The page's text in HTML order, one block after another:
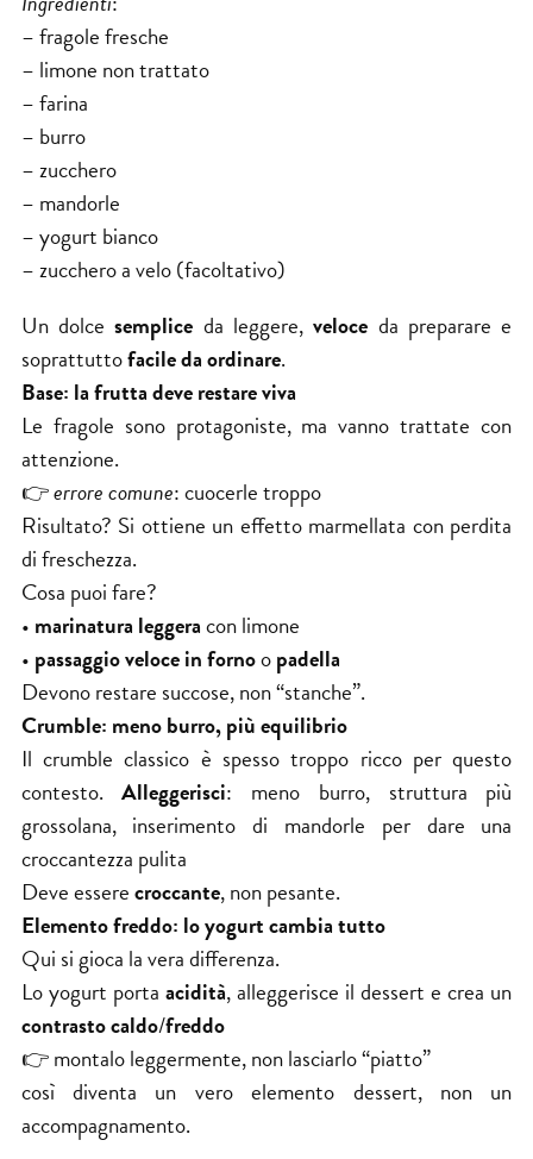
– fragole fresche
– limone non trattato
– farina
– burro
– zucchero
– mandorle
– yogurt bianco
– zucchero a velo (facoltativo)
Un dolcesemplice da leggere,veloce da preparare e
soprattuttofacile da ordinare.
Base: la frutta deve restare viva
Le fragole sono protagoniste, ma vanno trattate con
attenzione.
👉errore comune: cuocerle troppo
Risultato? Si ottiene un effetto marmellata con perdita
di freschezza.
Cosa puoi fare?
• marinatura leggeracon limone
• passaggio veloce in fornoopadella
Devono restare succose, non “stanche”.
Crumble: meno burro, più equilibrio
Il crumble classico è spesso troppo ricco per questo
contesto.Alleggerisci: meno burro, struttura più
grossolana, inserimento di mandorle per dare una
croccantezza pulita
Deve esserecroccante, non pesante.
Elemento freddo: lo yogurt cambia tutto
Qui si gioca la vera differenza.
Lo yogurt porta acidità, alleggerisce il dessert e crea un
contrasto caldo/freddo
👉 montalo leggermente, non lasciarlo “piatto”
così diventa un vero elemento dessert, non un
accompagnamento.